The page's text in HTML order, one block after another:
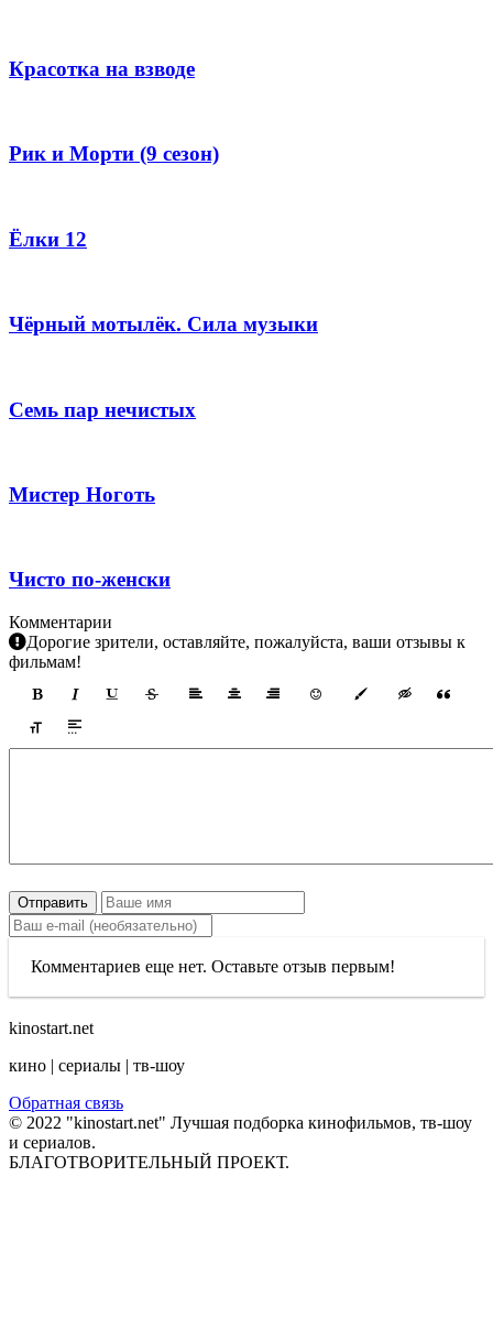
Красотка на взводе
Рик и Морти (9 сезон)
Ёлки 12
Чёрный мотылёк. Сила музыки
Семь пар нечистых
Мистер Ноготь
Чисто по-женски
Комментарии
Дорогие зрители, оставляйте, пожалуйста, ваши отзывы к
фильмам!
Отправить
Комментариев еще нет. Оставьте отзыв первым!
kinostart.net
кино | сериалы | тв-шоу
Обратная связь
© 2022 "kinostart.net" Лучшая подборка кинофильмов, тв-шоу
и сериалов.
БЛАГОТВОРИТЕЛЬНЫЙ ПРОЕКТ.